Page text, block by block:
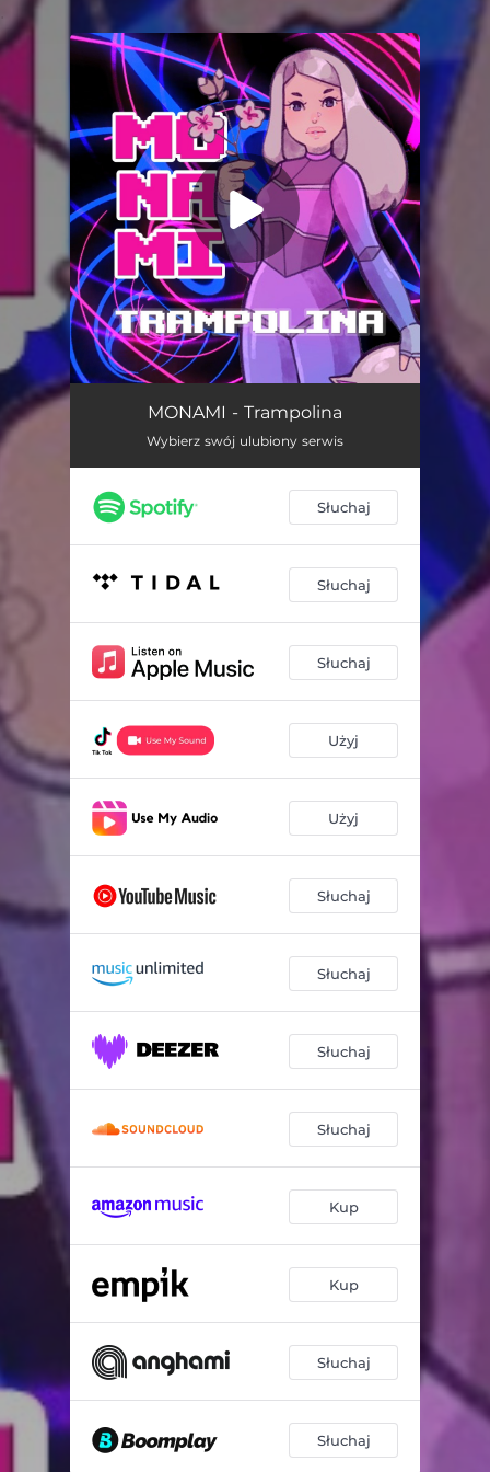
You're all set!
TrampolinaMONAMI - Trampolina
Wybierz swój ulubiony serwis
Słuchaj
Słuchaj
Słuchaj
Użyj
Użyj
Słuchaj
Słuchaj
Słuchaj
Słuchaj
Kup
Kup
Słuchaj
Słuchaj